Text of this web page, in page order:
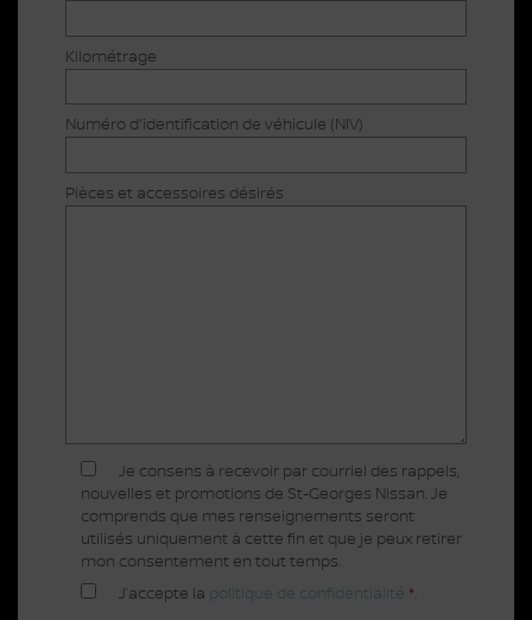
Kilométrage
Numéro d'identification de véhicule (NIV)
Pièces et accessoires désirés
Je consens à recevoir par courriel des rappels,
nouvelles et promotions de St-Georges Nissan. Je
comprends que mes renseignements seront
utilisés uniquement à cette fin et que je peux retirer
mon consentement en tout temps.
J’accepte la politique de confidentialité *.